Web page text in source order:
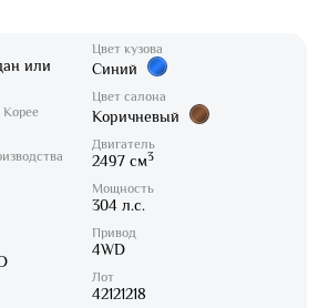
или
Корее
Цвет кузова
Синий
Цвет салона
Коричневый
Двигатель
2497 см3
Мощность
304 л.с.
Привод
4WD
Лот
42121218